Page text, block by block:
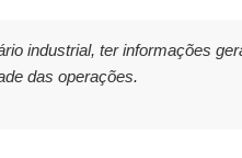
industrial, ter informações
das operações.